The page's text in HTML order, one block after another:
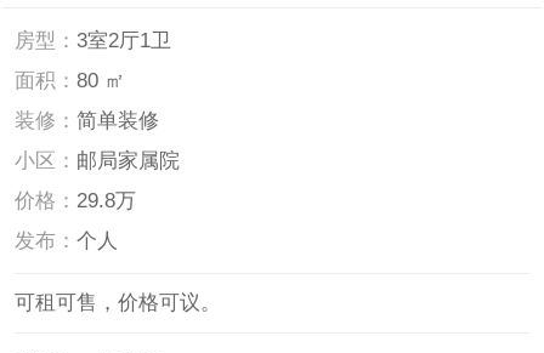
房型：3室2厅1卫
面积：80 ㎡
装修：简单装修
小区： 邮局家属院
价格： 29.8万
发布：个人
可租可售，价格可议。